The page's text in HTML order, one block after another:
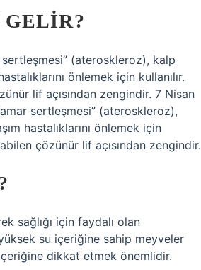
(ateroskleroz), kalp
önlemek için kullanılır.
lif açısından zengindir. 7 Nisan
sertleşmesi” (ateroskleroz),
hastalıklarını önlemek için
çözünür lif açısından zengindir.
sağlığı için faydalı olan
su içeriğine sahip meyveler
dikkat etmek önemlidir.